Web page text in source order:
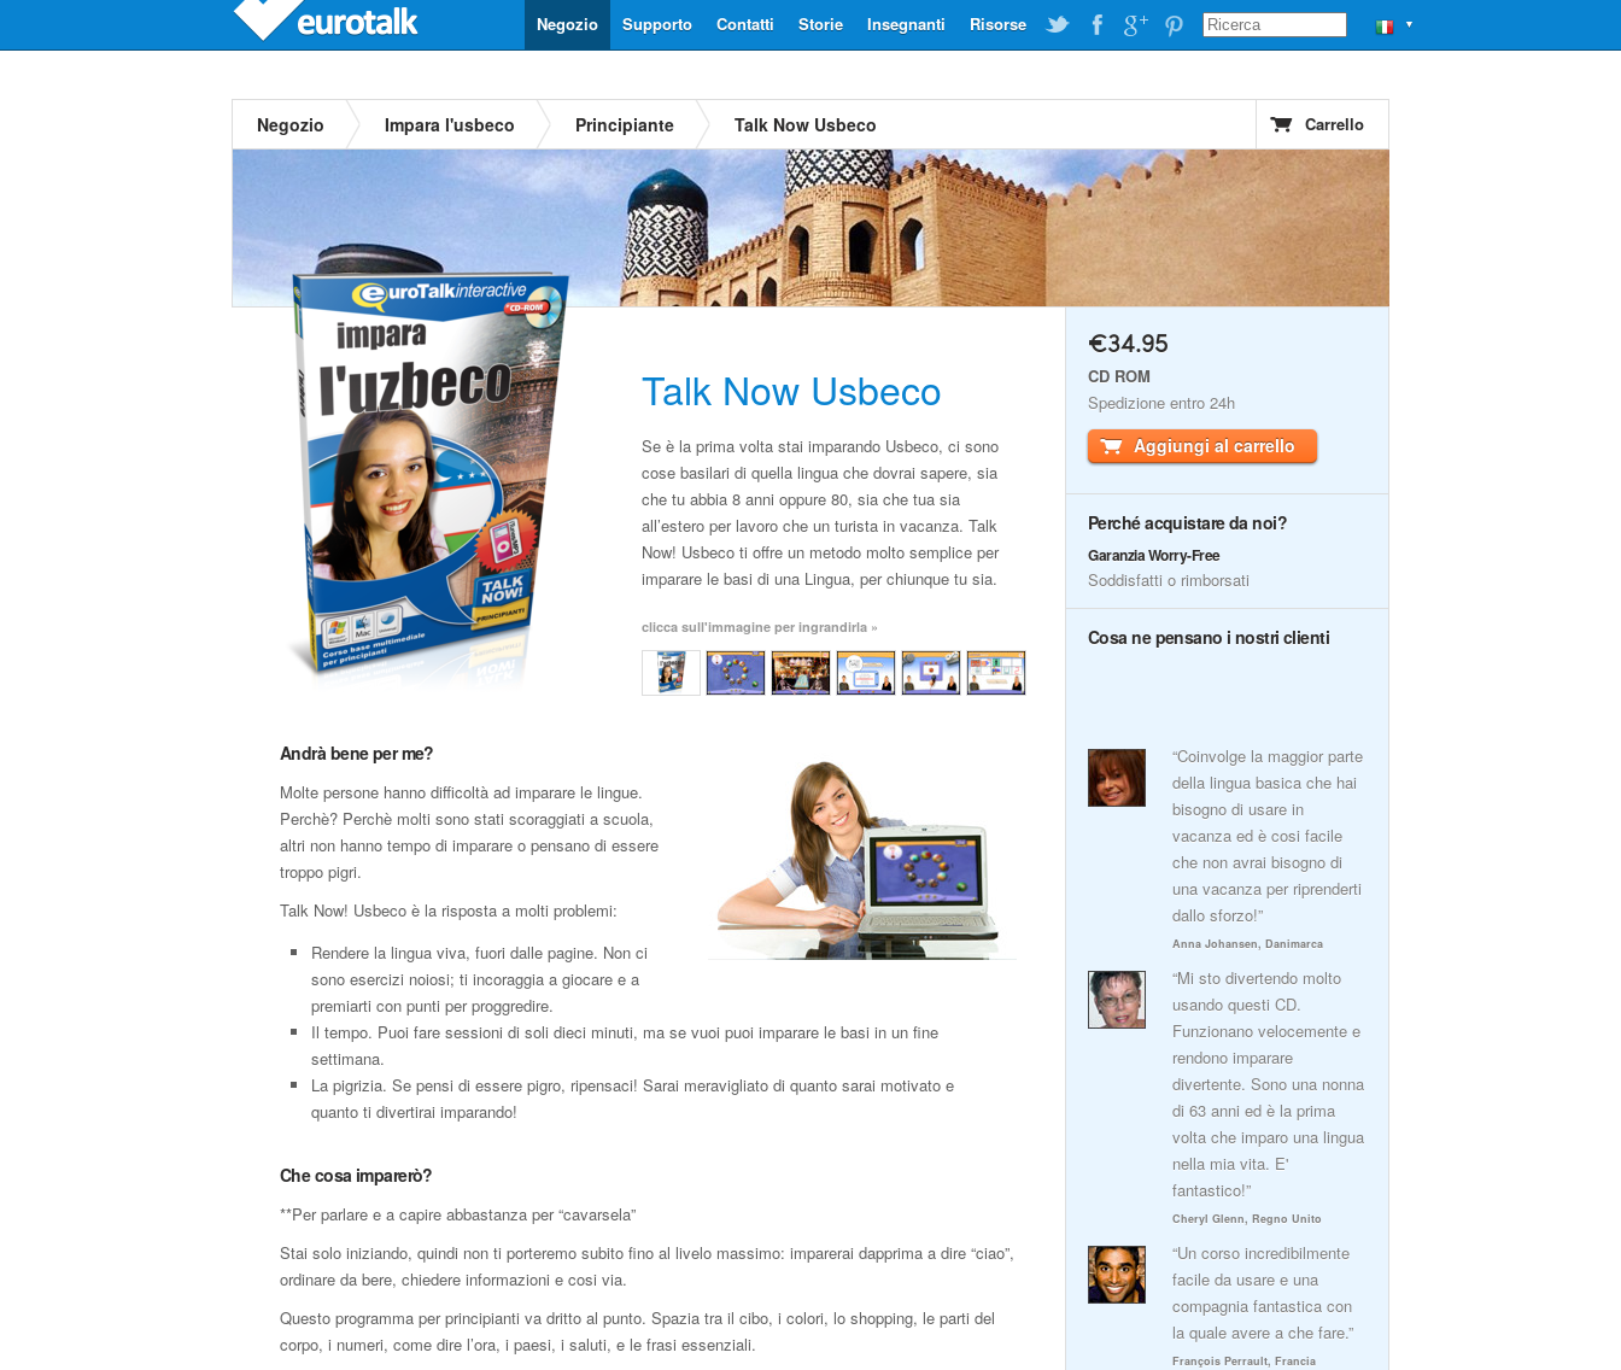
▼
Risorse
Insegnanti
Storie
Contatti
Supporto
Negozio
Negozio Impara l'usbeco Principiante Talk Now Usbeco Carrello
Talk Now Usbeco
Se è la prima volta stai imparando Usbeco, ci sono
cose basilari di quella lingua che dovrai sapere, sia
che tu abbia 8 anni oppure 80, sia che tua sia
all’estero per lavoro che un turista in vacanza. Talk
Now! Usbeco ti offre un metodo molto semplice per
imparare le basi di una Lingua, per chiunque tu sia.
clicca sull'immagine per ingrandirla »
Andrà bene per me?
Molte persone hanno difficoltà ad imparare le lingue.
Perchè? Perchè molti sono stati scoraggiati a scuola,
altri non hanno tempo di imparare o pensano di essere
troppo pigri.
Talk Now! Usbeco è la risposta a molti problemi:
Rendere la lingua viva, fuori dalle pagine. Non ci
sono esercizi noiosi; ti incoraggia a giocare e a
premiarti con punti per proggredire.
Il tempo. Puoi fare sessioni di soli dieci minuti, ma se vuoi puoi imparare le basi in un fine
settimana.
La pigrizia. Se pensi di essere pigro, ripensaci! Sarai meravigliato di quanto sarai motivato e
quanto ti divertirai imparando!
Che cosa imparerò?
**Per parlare e a capire abbastanza per “cavarsela”
Stai solo iniziando, quindi non ti porteremo subito fino al livelo massimo: imparerai dapprima a dire “ciao”,
ordinare da bere, chiedere informazioni e cosi via.
Questo programma per principianti va dritto al punto. Spazia tra il cibo, i colori, lo shopping, le parti del
corpo, i numeri, come dire l’ora, i paesi, i saluti, e le frasi essenziali.
€34.95
CD ROM
Spedizione entro 24h
Aggiungi al carrello
Perché acquistare da noi?
Garanzia Worry-Free
Soddisfatti o rimborsati
Cosa ne pensano i nostri clienti
“Coinvolge la maggior parte
della lingua basica che hai
bisogno di usare in
vacanza ed è cosi facile
che non avrai bisogno di
una vacanza per riprenderti
dallo sforzo!”
Anna Johansen, Danimarca
“Mi sto divertendo molto
usando questi CD.
Funzionano velocemente e
rendono imparare
divertente. Sono una nonna
di 63 anni ed è la prima
volta che imparo una lingua
nella mia vita. E'
fantastico!”
Cheryl Glenn, Regno Unito
“Un corso incredibilmente
facile da usare e una
compagnia fantastica con
la quale avere a che fare.”
François Perrault, Francia